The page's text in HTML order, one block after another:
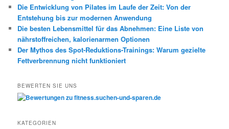
Die Entwicklung von Pilates im Laufe der Zeit: Von der
Entstehung bis zur modernen Anwendung
Die besten Lebensmittel für das Abnehmen: Eine Liste von
nährstoffreichen, kalorienarmen Optionen
Der Mythos des Spot-Reduktions-Trainings: Warum gezielte
Fettverbrennung nicht funktioniert
BEWERTEN SIE UNS
KATEGORIEN